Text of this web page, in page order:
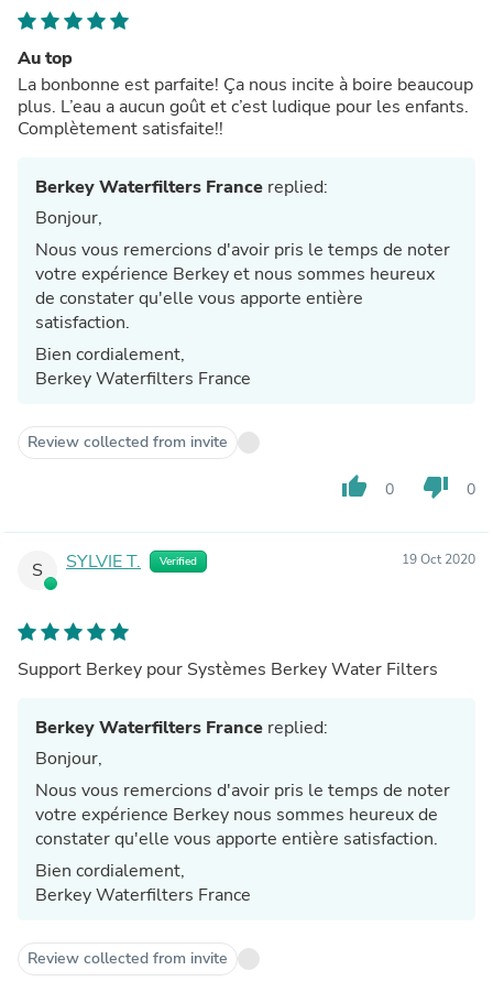
Au top
La bonbonne est parfaite! Ça nous incite à boire beaucoup
plus. L’eau a aucun goût et c’est ludique pour les enfants.
Complètement satisfaite!!
Berkey Waterfilters France replied:
Bonjour,
Nous vous remercions d'avoir pris le temps de noter
votre expérience Berkey et nous sommes heureux
de constater qu'elle vous apporte entière
satisfaction.
Bien cordialement,
Berkey Waterfilters France
Review collected from invite
thumb_up 0 thumb_down 0
S SYLVIE T. Verified 19 Oct 2020
Support Berkey pour Systèmes Berkey Water Filters
Berkey Waterfilters France replied:
Bonjour,
Nous vous remercions d'avoir pris le temps de noter
votre expérience Berkey nous sommes heureux de
constater qu'elle vous apporte entière satisfaction.
Bien cordialement,
Berkey Waterfilters France
Review collected from invite